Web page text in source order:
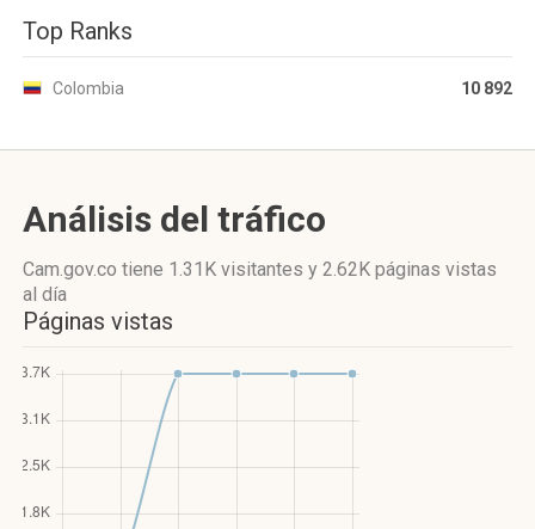
Top Ranks
Colombia 10 892
Análisis del tráfico
Cam.gov.co tiene 1.31K visitantes y 2.62K páginas vistas
al día
Páginas vistas